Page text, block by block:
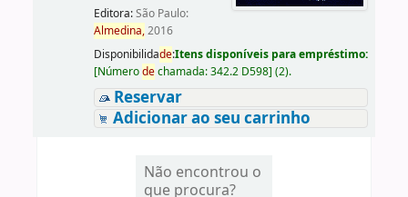
Editora:São Paulo:
Almedina,2016
Disponibilidade:Itens disponíveis para empréstimo:
[Númerodechamada:342.2 D598] (2).
Reservar
Adicionar ao seu carrinho
Não encontrou o
que procura?